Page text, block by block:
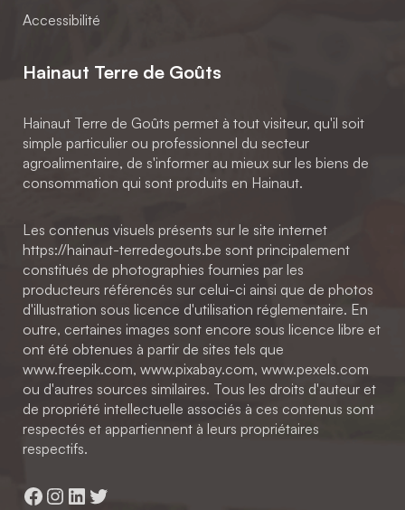
Accessibilité
Hainaut Terre de Goûts
Hainaut Terre de Goûts permet à tout visiteur, qu'il soit
simple particulier ou professionnel du secteur
agroalimentaire, de s'informer au mieux sur les biens de
consommation qui sont produits en Hainaut.
Les contenus visuels présents sur le site internet
https://hainaut-terredegouts.be sont principalement
constitués de photographies fournies par les
producteurs référencés sur celui-ci ainsi que de photos
d'illustration sous licence d'utilisation réglementaire. En
outre, certaines images sont encore sous licence libre et
ont été obtenues à partir de sites tels que
www.freepik.com, www.pixabay.com, www.pexels.com
ou d'autres sources similaires. Tous les droits d'auteur et
de propriété intellectuelle associés à ces contenus sont
respectés et appartiennent à leurs propriétaires
respectifs.
Facebook
Instagram
LinkedIn
Twitter